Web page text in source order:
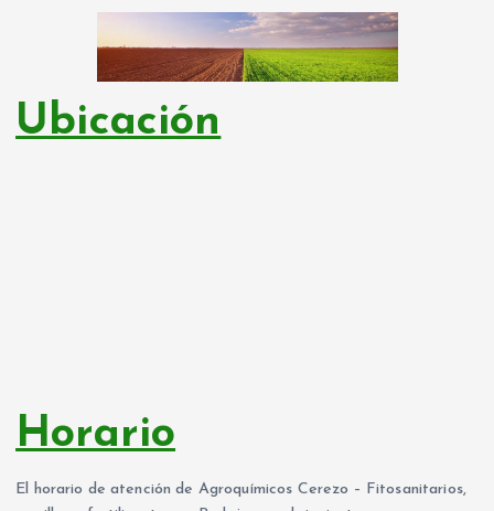
Ubicación
Horario
El horario de atención de Agroquímicos Cerezo – Fitosanitarios,